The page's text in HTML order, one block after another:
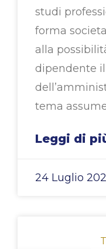
studi
forma
alla
dipendente
tema
Leggi di
24 Luglio